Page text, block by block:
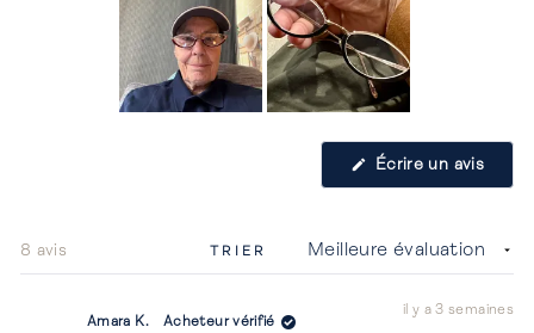
Écrire un avis
dans
8 avis
TRIER
Amara K. Acheteur vérifié
il y a 3 semaines
Chargement...